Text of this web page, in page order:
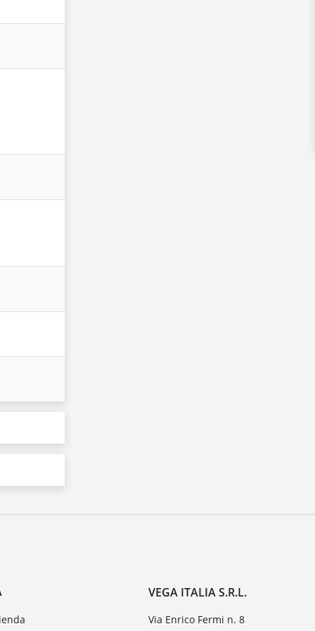
VEGA ITALIA S.R.L.
Via Enrico Fermi n. 8